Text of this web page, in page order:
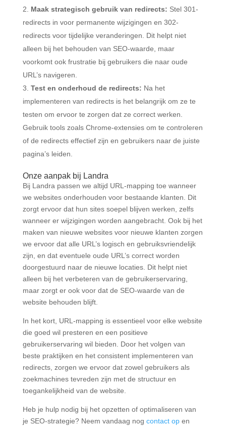
Maak strategisch gebruik van redirects: Stel 301-
redirects in voor permanente wijzigingen en 302-
redirects voor tijdelijke veranderingen. Dit helpt niet
alleen bij het behouden van SEO-waarde, maar
voorkomt ook frustratie bij gebruikers die naar oude
URL’s navigeren.
Test en onderhoud de redirects: Na het
implementeren van redirects is het belangrijk om ze te
testen om ervoor te zorgen dat ze correct werken.
Gebruik tools zoals Chrome-extensies om te controleren
of de redirects effectief zijn en gebruikers naar de juiste
pagina’s leiden​.
Onze aanpak bij Landra
Bij Landra passen we altijd URL-mapping toe wanneer
we websites onderhouden voor bestaande klanten. Dit
zorgt ervoor dat hun sites soepel blijven werken, zelfs
wanneer er wijzigingen worden aangebracht. Ook bij het
maken van nieuwe websites voor nieuwe klanten zorgen
we ervoor dat alle URL’s logisch en gebruiksvriendelijk
zijn, en dat eventuele oude URL’s correct worden
doorgestuurd naar de nieuwe locaties. Dit helpt niet
alleen bij het verbeteren van de gebruikerservaring,
maar zorgt er ook voor dat de SEO-waarde van de
website behouden blijft.
In het kort, URL-mapping is essentieel voor elke website
die goed wil presteren en een positieve
gebruikerservaring wil bieden. Door het volgen van
beste praktijken en het consistent implementeren van
redirects, zorgen we ervoor dat zowel gebruikers als
zoekmachines tevreden zijn met de structuur en
toegankelijkheid van de website.
Heb je hulp nodig bij het opzetten of optimaliseren van
je SEO-strategie? Neem vandaag nog contact open